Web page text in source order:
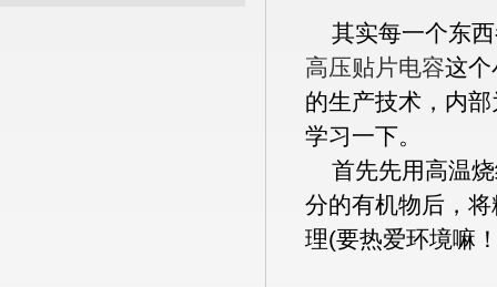
其实每一个东
高压贴片电容这个
的生产技术，内
学习一下。
首先先用高温
分的有机物后，
理(要热爱环境嘛